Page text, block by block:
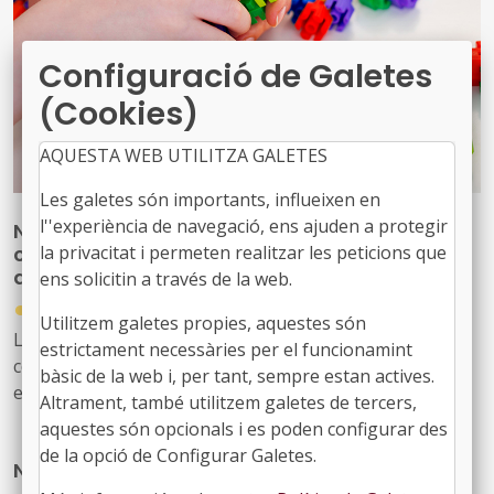
Nova publicació per reforçar les
competències del personal tècnic municipal
d’educació
●
31/07/2026
La Diputació de Barcelona ha editat la publicació ‘Marc
competencial del perfil tècnic municipal d’educació’, una
eina que defineix, ordena i enforteix el nou rol del
personal tècnic d’educació i el seu lideratge en el
desenvolupament i la gestió de les polítiques educatives
locals
Nou butlletí digital de l’FMC, el 934
Configuració de Galetes
(Cookies)
AQUESTA WEB UTILITZA GALETES
Les galetes són importants, influeixen en
l''experiència de navegació, ens ajuden a protegir
la privacitat i permeten realitzar les peticions que
ens solicitin a través de la web.
Utilitzem galetes propies, aquestes són
estrictament necessàries per el funcionamint
bàsic de la web i, per tant, sempre estan actives.
Altrament, també utilitzem galetes de tercers,
aquestes són opcionals i es poden configurar des
de la opció de Configurar Galetes.